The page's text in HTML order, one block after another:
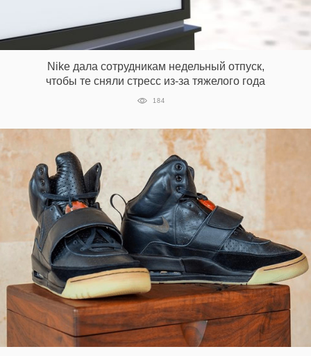
Nike дала сотрудникам недельный отпуск,
чтобы те сняли стресс из-за тяжелого года
184